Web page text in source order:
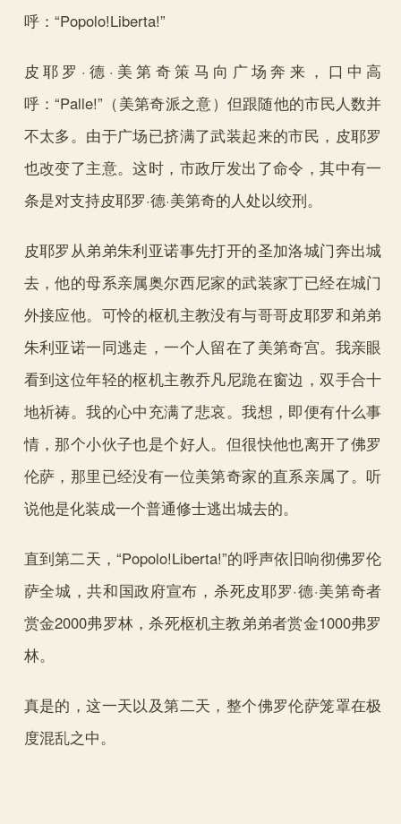
呼：“Popolo!Liberta!”
皮耶罗·德·美第奇策马向广场奔来，口中高
呼：“Palle!”（美第奇派之意）但跟随他的市民人数并
不太多。由于广场已挤满了武装起来的市民，皮耶罗
也改变了主意。这时，市政厅发出了命令，其中有一
条是对支持皮耶罗·德·美第奇的人处以绞刑。
皮耶罗从弟弟朱利亚诺事先打开的圣加洛城门奔出城
去，他的母系亲属奥尔西尼家的武装家丁已经在城门
外接应他。可怜的枢机主教没有与哥哥皮耶罗和弟弟
朱利亚诺一同逃走，一个人留在了美第奇宫。我亲眼
看到这位年轻的枢机主教乔凡尼跪在窗边，双手合十
地祈祷。我的心中充满了悲哀。我想，即便有什么事
情，那个小伙子也是个好人。但很快他也离开了佛罗
伦萨，那里已经没有一位美第奇家的直系亲属了。听
说他是化装成一个普通修士逃出城去的。
直到第二天，“Popolo!Liberta!”的呼声依旧响彻佛罗伦
萨全城，共和国政府宣布，杀死皮耶罗·德·美第奇者
赏金2000弗罗林，杀死枢机主教弟弟者赏金1000弗罗
林。
真是的，这一天以及第二天，整个佛罗伦萨笼罩在极
度混乱之中。